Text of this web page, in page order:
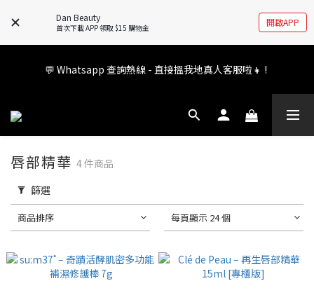
Dan Beauty
首次下載 APP 領取 $15 購物金 開啟APP
🚧全新 Dan Beauty 平台不停更新中，如有任何查詢歡迎前往
FB/IG 了解更多!
💬 Whatsapp 查詢熱線 - 直接搵我地真人客服啦👧 !
會員權益升級中✨ 新福利即將公布💝敬請期待2026!
唇部精華 4 件商品
篩選
商品排序 每頁顯示 24 個